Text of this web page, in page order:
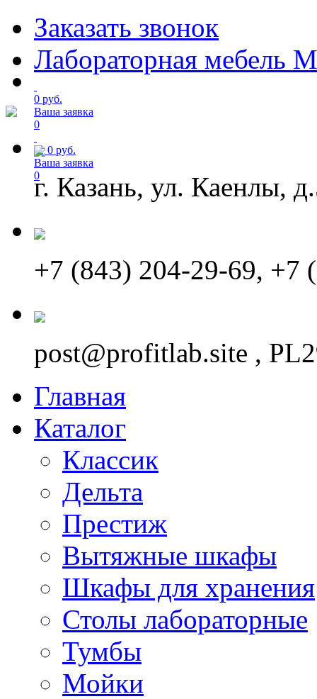
Заказать звонок
Лабораторная мебель
0 руб.
Ваша заявка
0
от0 руб.
Ваша заявка
0
г. Казань, ул. Каенлы,
+7 (843) 204-29-69, +7
post@profitlab.site ,
Главная
Каталог
Классик
Дельта
Престиж
Вытяжные шкафы
Шкафы для хранения
Столы лабораторные
Тумбы
Мойки